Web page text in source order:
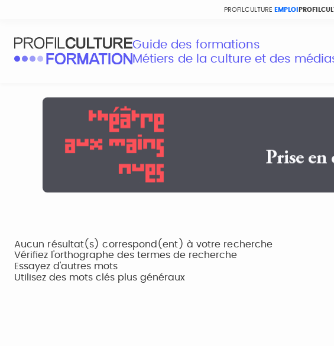
PROFILCULTURE EMPLOI
Guide des formations
Métiers de la culture et des
Aucun résultat(s) correspond(ent) à votre recherche
Vérifiez l'orthographe des termes de recherche
Essayez d'autres mots
Utilisez des mots clés plus généraux